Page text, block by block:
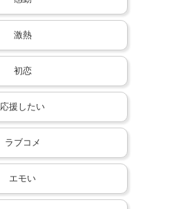
激熱
初恋
応援したい
ラブコメ
エモい